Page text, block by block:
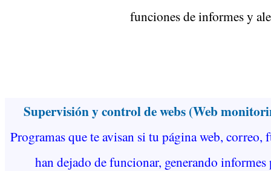
funciones de informes y
Supervisión y control de webs (Web
Programas que te avisan si tu página web, correo,
han dejado de funcionar, generando